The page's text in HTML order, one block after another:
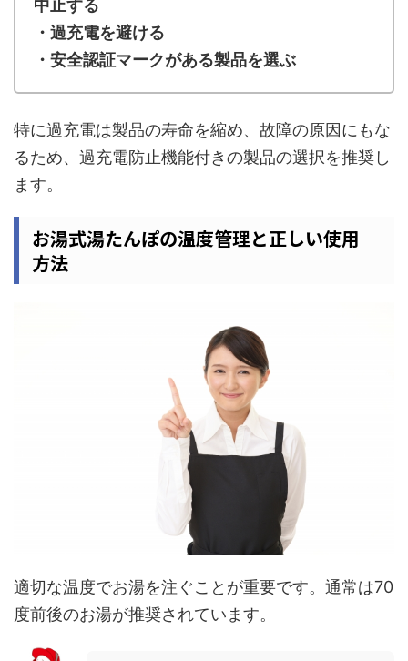
中止する
・過充電を避ける
・安全認証マークがある製品を選ぶ
特に過充電は製品の寿命を縮め、故障の原因にもな
るため、過充電防止機能付きの製品の選択を推奨し
ます。
お湯式湯たんぽの温度管理と正しい使用
方法
適切な温度でお湯を注ぐことが重要です。通常は70
度前後のお湯が推奨されています。